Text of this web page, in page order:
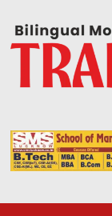
content